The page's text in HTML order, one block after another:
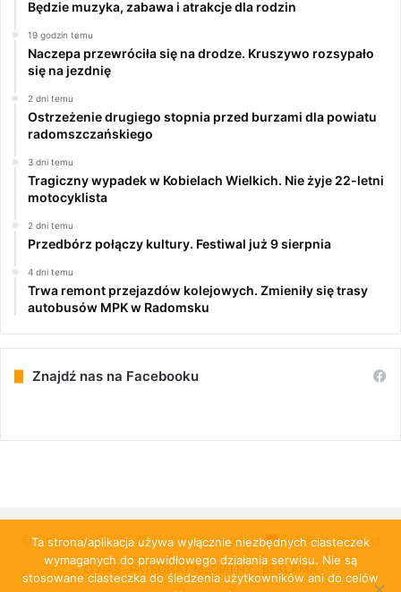
Będzie muzyka, zabawa i atrakcje dla rodzin
19 godzin temu
Naczepa przewróciła się na drodze. Kruszywo rozsypało
się na jezdnię
2 dni temu
Ostrzeżenie drugiego stopnia przed burzami dla powiatu
radomszczańskiego
3 dni temu
Tragiczny wypadek w Kobielach Wielkich. Nie żyje 22-letni
motocyklista
2 dni temu
Przedbórz połączy kultury. Festiwal już 9 sierpnia
4 dni temu
Trwa remont przejazdów kolejowych. Zmieniły się trasy
autobusów MPK w Radomsku
Znajdź nas na Facebooku
© Copyright 2026, All Rights Reserved | PulsRadomska.pl
O NAS PATRONAT MEDIALNY
REKLAMA
Ta strona/aplikacja używa wyłącznie niezbędnych ciasteczek
wymaganych do prawidłowego działania serwisu. Nie są
stosowane ciasteczka do śledzenia użytkowników ani do celów